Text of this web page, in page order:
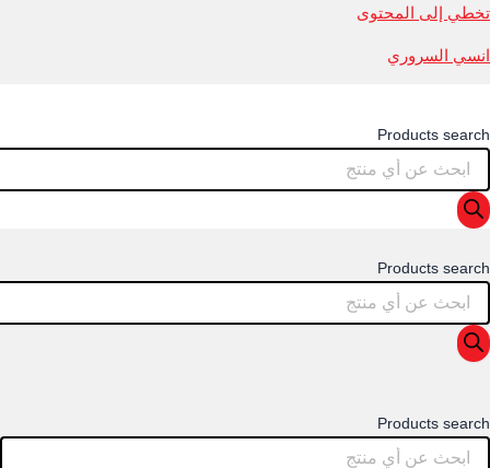
تخطي إلى المحتوى
انسي السروري
Products search
Products search
Products search